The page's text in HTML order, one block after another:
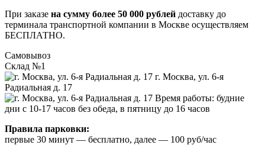
При заказе на сумму более 50 000 рублей доставку до
терминала транспортной компании в Москве осуществляем
БЕСПЛАТНО.
Самовывоз
Склад №1
г. Москва, ул. 6-я
Радиальная д. 17
Время работы: будние
дни с 10-17 часов без обеда, в пятницу до 16 часов
Правила парковки:
первые 30 минут — бесплатно, далее — 100 руб/час